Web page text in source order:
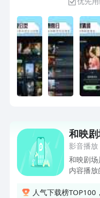
影视作品
观察力。
和映
影音播放
和映剧
内容播
袭、玄幻
人气下载榜TOP100